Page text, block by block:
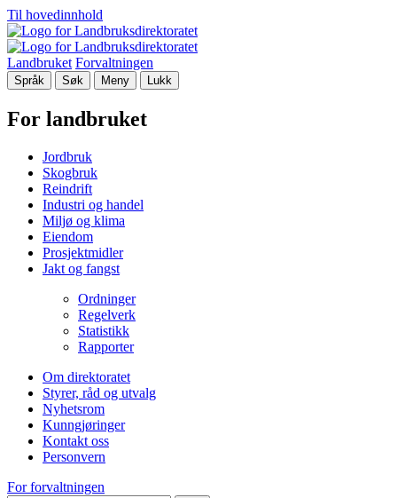
Til hovedinnhold
Landbruket Forvaltningen
Språk Søk Meny Lukk
For landbruket
Jordbruk
Skogbruk
Reindrift
Industri og handel
Miljø og klima
Eiendom
Prosjektmidler
Jakt og fangst
Ordninger
Regelverk
Statistikk
Rapporter
Om direktoratet
Styrer, råd og utvalg
Nyhetsrom
Kunngjøringer
Kontakt oss
Personvern
For forvaltningen